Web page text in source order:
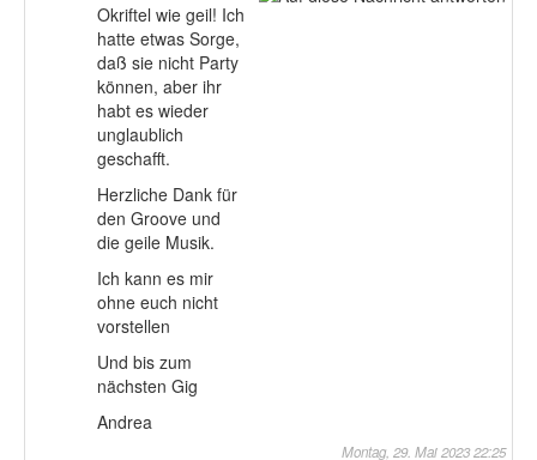
Okriftel wie geil! Ich
hatte etwas Sorge,
daß sie nicht Party
können, aber ihr
habt es wieder
unglaublich
geschafft.
Herzliche Dank für
den Groove und
die geile Musik.
Ich kann es mir
ohne euch nicht
vorstellen
Und bis zum
nächsten Gig
Andrea
Montag, 29. Mai 2023 22:25